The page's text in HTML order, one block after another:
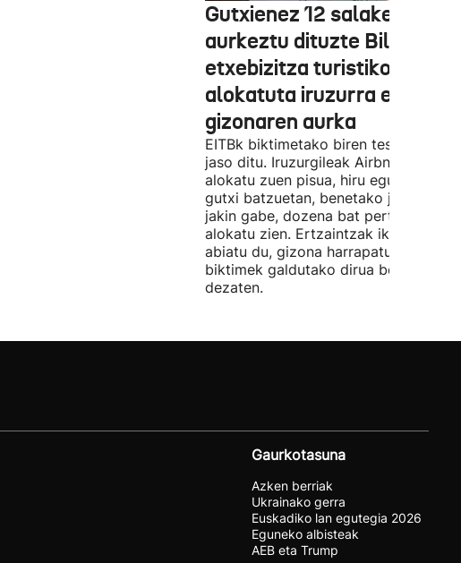
Gutxienez 12 salaketa
aurkeztu dituzte Bilbon
etxebizitza turistiko bat
alokatuta iruzurra egin
gizonaren aurka
EITBk biktimetako biren testigantzak
jaso ditu. Iruzurgileak Airbnb bidez
alokatu zuen pisua, hiru egunez. Ordu
gutxi batzuetan, benetako jabeak
jakin gabe, dozena bat pertsonari
alokatu zien. Ertzaintzak ikerketa
abiatu du, gizona harrapatu eta
biktimek galdutako dirua berreskura
dezaten.
Gaurkotasuna
Azken berriak
Ukrainako gerra
Euskadiko lan egutegia 2026
Eguneko albisteak
AEB eta Trump